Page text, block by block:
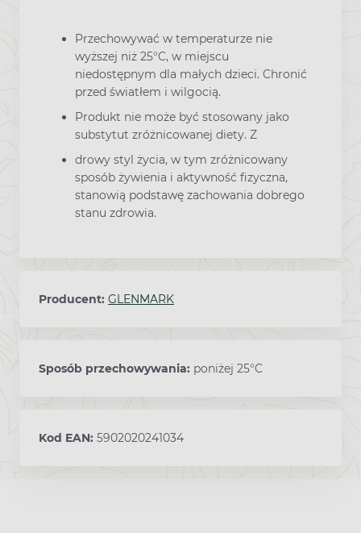
Przechowywać w temperaturze nie
wyższej niż 25°C, w miejscu
niedostępnym dla małych dzieci. Chronić
przed światłem i wilgocią.
Produkt nie może być stosowany jako
substytut zróżnicowanej diety. Z
drowy styl życia, w tym zróżnicowany
sposób żywienia i aktywność fizyczna,
stanowią podstawę zachowania dobrego
stanu zdrowia.
Producent: GLENMARK
Sposób przechowywania: poniżej 25°C
Kod EAN: 5902020241034